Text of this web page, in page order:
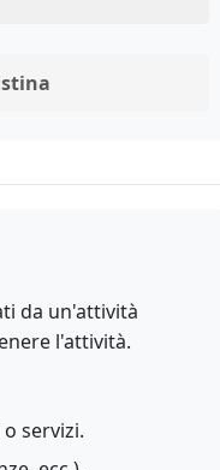
da un'attività
l'attività.
servizi.